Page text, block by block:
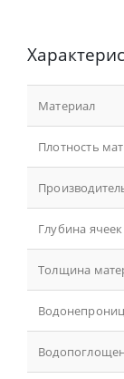
Материал
Плотность
Глубина ячеек
Толщина